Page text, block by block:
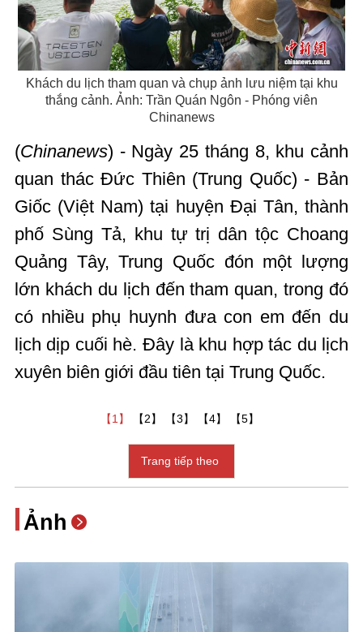
Khách du lịch tham quan và chụp ảnh lưu niệm tại khu
thắng cảnh. Ảnh: Trần Quán Ngôn - Phóng viên
Chinanews
(Chinanews) - Ngày 25 tháng 8, khu cảnh
quan thác Đức Thiên (Trung Quốc) - Bản
Giốc (Việt Nam) tại huyện Đại Tân, thành
phố Sùng Tả, khu tự trị dân tộc Choang
Quảng Tây, Trung Quốc đón một lượng
lớn khách du lịch đến tham quan, trong đó
có nhiều phụ huynh đưa con em đến du
lịch dịp cuối hè. Đây là khu hợp tác du lịch
xuyên biên giới đầu tiên tại Trung Quốc.
【1】 【2】 【3】 【4】 【5】
Trang tiếp theo
Ảnh